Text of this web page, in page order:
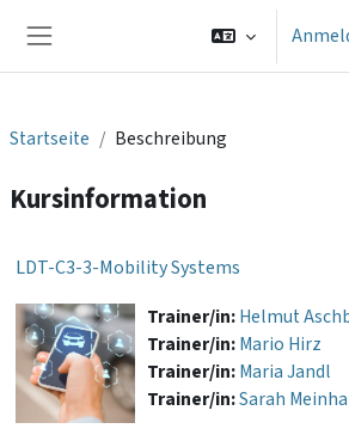
Startseite Beschreibung
Kursinformation
LDT-C3-3-Mobility Systems
Trainer/in:Helmut
Trainer/in:Mario Hirz
Trainer/in:Maria Jandl
Trainer/in:Sarah